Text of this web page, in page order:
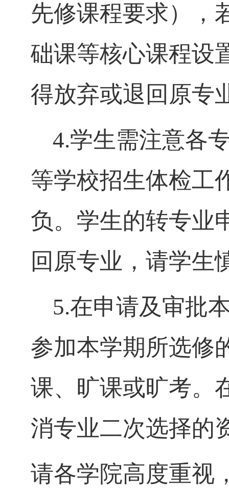
先修课程要求），
础课等核心课程设
得放弃或退回原专
4.学生需注意各
等学校招生体检工
负。学生的转专业
回原专业，请学生
5.在申请及审批
参加本学期所选修
课、旷课或旷考。
消专业二次选择的
请各学院高度重视